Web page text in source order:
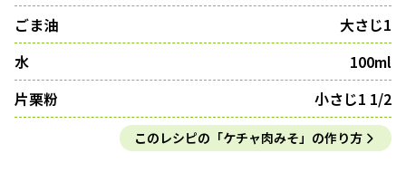
ごま油
大さじ1
水
100ml
片栗粉
小さじ1 1/2
このレシピの「ケチャ肉みそ」の作り方